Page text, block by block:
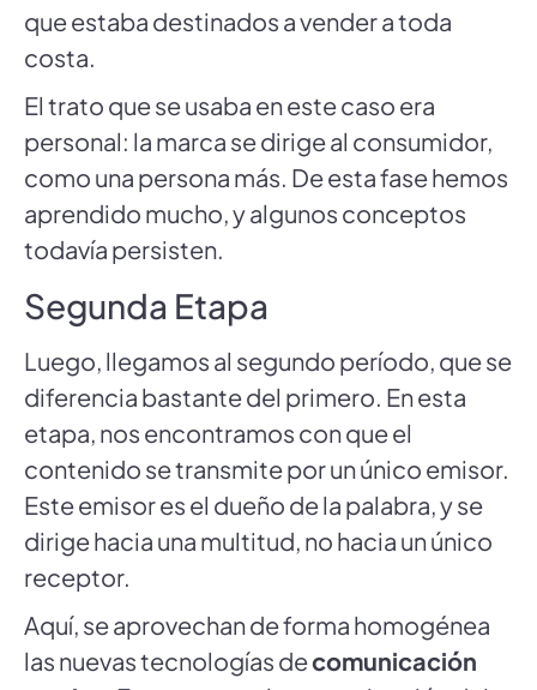
que estaba destinados a vender a toda
costa.
El trato que se usaba en este caso era
personal: la marca se dirige al consumidor,
como una persona más. De esta fase hemos
aprendido mucho, y algunos conceptos
todavía persisten.
Segunda Etapa
Luego, llegamos al segundo período, que se
diferencia bastante del primero. En esta
etapa, nos encontramos con que el
contenido se transmite por un único emisor.
Este emisor es el dueño de la palabra, y se
dirige hacia una multitud, no hacia un único
receptor.
Aquí, se aprovechan de forma homogénea
las nuevas tecnologías decomunicación